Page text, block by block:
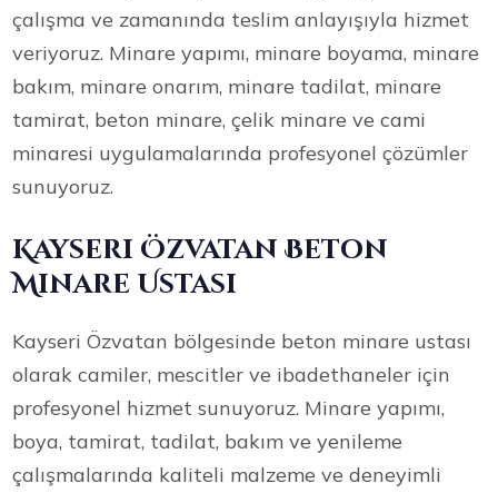
çalışma ve zamanında teslim anlayışıyla hizmet
veriyoruz. Minare yapımı, minare boyama, minare
bakım, minare onarım, minare tadilat, minare
tamirat, beton minare, çelik minare ve cami
minaresi uygulamalarında profesyonel çözümler
sunuyoruz.
Kayseri Özvatan Beton
Minare Ustası
Kayseri Özvatan bölgesinde beton minare ustası
olarak camiler, mescitler ve ibadethaneler için
profesyonel hizmet sunuyoruz. Minare yapımı,
boya, tamirat, tadilat, bakım ve yenileme
çalışmalarında kaliteli malzeme ve deneyimli